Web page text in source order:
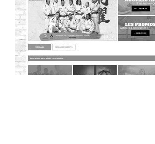
~442€/mois économisés d'annonces commerciales